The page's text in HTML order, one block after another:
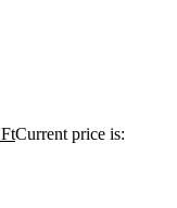
FtCurrent price is: